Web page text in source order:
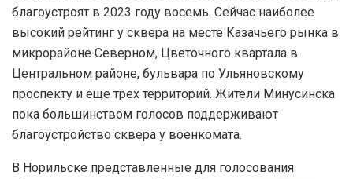
благоустроят в 2023 году восемь. Сейчас наиболее
высокий рейтинг у сквера на месте Казачьего рынка в
микрорайоне Северном, Цветочного квартала в
Центральном районе, бульвара по Ульяновскому
проспекту и еще трех территорий. Жители Минусинска
пока большинством голосов поддерживают
благоустройство сквера у военкомата.
В Норильске представленные для голосования